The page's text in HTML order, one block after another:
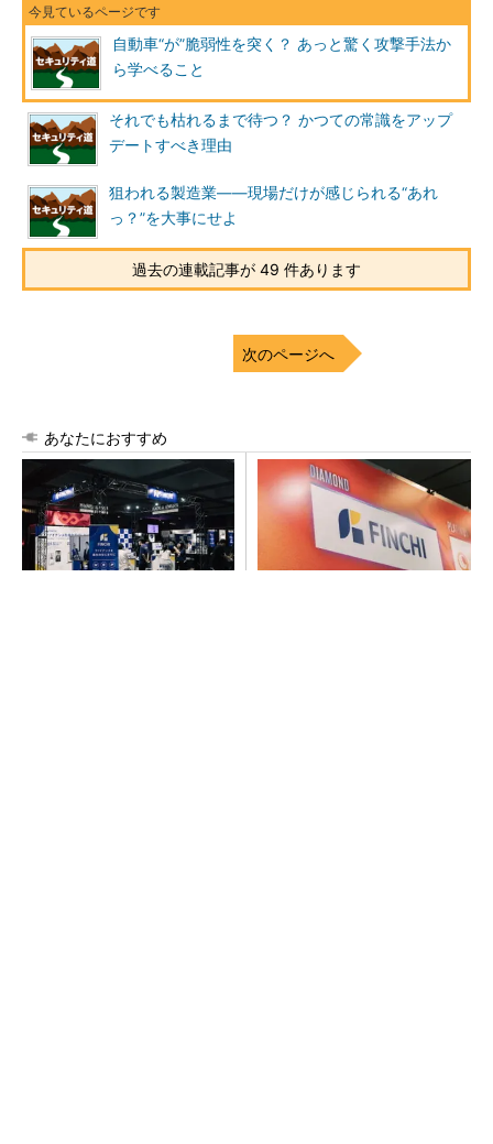
自動車“が”脆弱性を突く？ あっと驚く攻撃手法か
ら学べること
それでも枯れるまで待つ？ かつての常識をアップ
デートすべき理由
狙われる製造業――現場だけが感じられる“あれ
っ？”を大事にせよ
過去の連載記事が 49 件あります
次のページへ
あなたにおすすめ